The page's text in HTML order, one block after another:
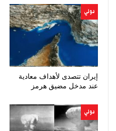
دولي
إيران تتصدى لأهداف معادية
عند مدخل مضيق هرمز
دولي